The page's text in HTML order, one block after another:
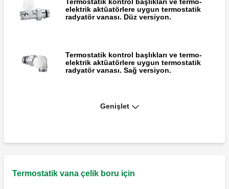
elektrik aktüatörlere uygun termostatik
radyatör vanası. Düz versiyon.
Termostatik kontrol başlıkları ve termo-
elektrik aktüatörlere uygun termostatik
radyatör vanası. Sağ versiyon.
Termostatik kontrol başlıkları ve termo-
ve termo-elektrik aktüatörlere uygun ters
termostatik radyatör vanası. Ters versiyon.
Genişlet
Termostatik vana çelik boru için